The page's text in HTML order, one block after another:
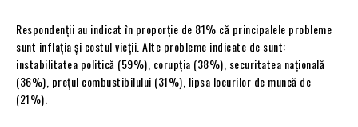
Respondenții au indicat în proporție de 81% că principalele probleme
sunt inflația și costul vieții. Alte probleme indicate de sunt:
instabilitatea politică (59%), corupția (38%), securitatea națională
(36%), prețul combustibilului (31%), lipsa locurilor de muncă de
(21%).